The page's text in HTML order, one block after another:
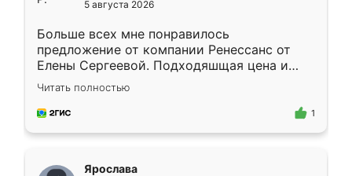
5 августа 2026
Больше всех мне понравилось
предложение от компании Ренессанс от
Елены Сергеевой. Подходяшщая цена и
короткие сроки изготовления. Приехавший
для замера сотрудник Владислав
предложил по моему эскизу самый
Читать полностью
1
Ярослава